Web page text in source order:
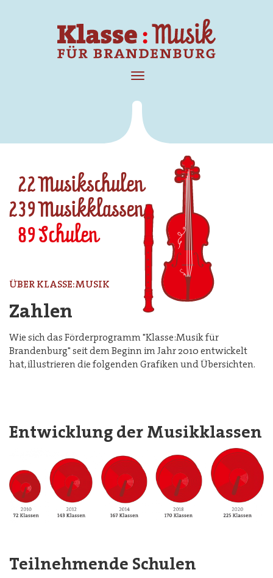
Navigation
22
239
89
ÜBER KLASSE:MUSIK
Zahlen
Wie sich das Förderprogramm "Klasse:Musik für
Brandenburg" seit dem Beginn im Jahr 2010 entwickelt
hat, illustrieren die folgenden Grafiken und Übersichten.
Entwicklung der Musikklassen
Teilnehmende Schulen